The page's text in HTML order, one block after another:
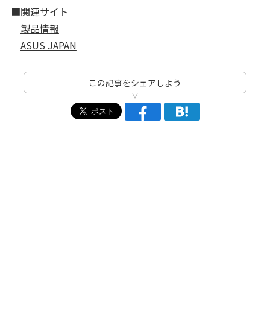
■関連サイト
製品情報
ASUS JAPAN
この記事をシェアしよう